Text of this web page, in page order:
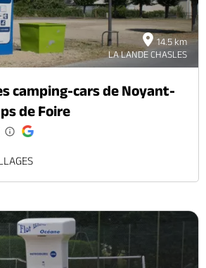
14.5 km
LA LANDE CHASLES
camping-cars de Noyant-
de Foire